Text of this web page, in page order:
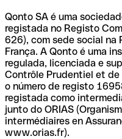
Qonto SA é uma
registada no Registo
626), com sede social na
França. A Qonto é uma
regulada, licenciada e
Contrôle Prudentiel et de
o número de registo
registada como
junto do ORIAS
intermédiaires en
www.orias.fr).